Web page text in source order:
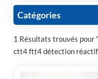
Catégories
1 Résultats trouvés pour
ctt4 ftt4 détection réactif